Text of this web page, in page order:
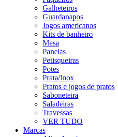
Galheteiros
Guardanapos
Jogos americanos
Kits de banheiro
Mesa
Panelas
Petisqueiras
Potes
Prata/Inox
Pratos e jogos de pratos
Saboneteira
Saladeiras
Travessas
VER TUDO
Marcas